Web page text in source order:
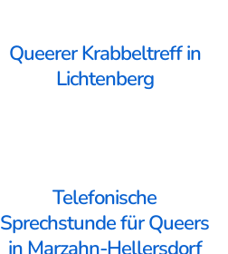
Queerer Krabbeltreff in
Lichtenberg
Telefonische
Sprechstunde für Queers
in Marzahn-Hellersdorf